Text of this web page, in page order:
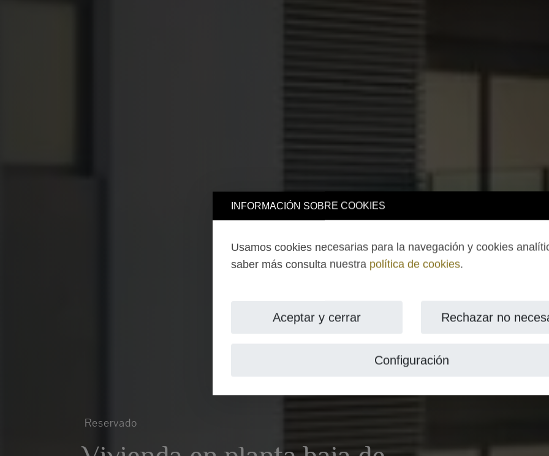
INFORMACIÓN SOBRE COOKIES
Usamos cookies necesarias para la navegación y cookies
saber más consulta nuestra política de cookies.
Aceptar y cerrar Rechazar no
Configuración
Reservado